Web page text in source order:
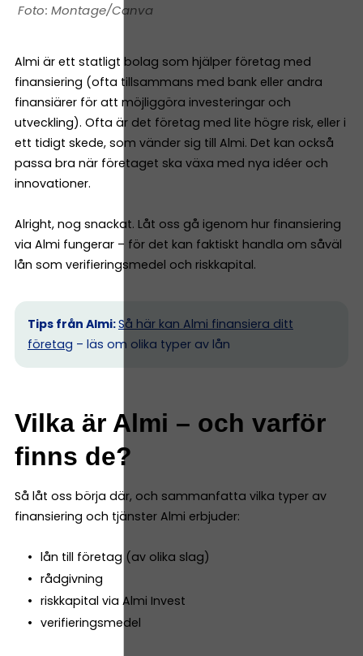
Montage/Canva
Almi är ett statligt bolag som hjälper företag med
finansiering (ofta tillsammans med bank eller andra
finansiärer för att möjliggöra investeringar och
utveckling). Ofta är det företag med lite högre risk, eller i
ett tidigt skede, som vänder sig till Almi. Det kan också
passa bra när företaget ska växa med nya idéer och
innovationer.
Alright, nog snackat. Låt oss gå igenom hur finansiering
via Almi fungerar – för det kan faktiskt handla om såväl
lån som verifieringsmedel och riskkapital.
Tips från Almi:Så här kan Almi finansiera ditt
företag – läs om olika typer av lån
Vilka är Almi – och varför
finns de?
Så låt oss börja där, och sammanfatta vilka typer av
finansiering och tjänster Almi erbjuder:
lån till företag (av olika slag)
rådgivning
riskkapital via Almi Invest
verifieringsmedel